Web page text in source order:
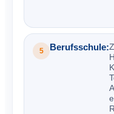
5 Berufsschule: